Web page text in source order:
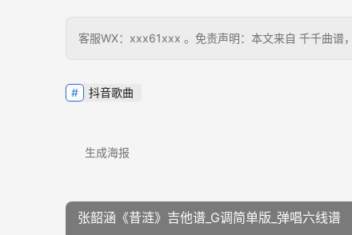
客服WX：xxx61xxx 。免责声明：本文来自 千千曲谱
抖音歌曲
生成海报
张韶涵《昔涟》吉他谱_G调简单版_弹唱六线谱